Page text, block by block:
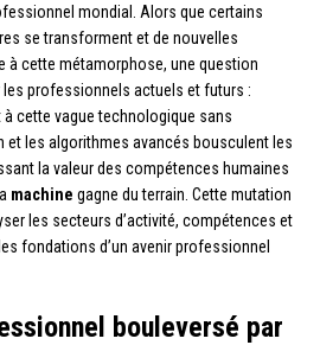
mondial. Alors que certains
se transforment et de nouvelles
à cette métamorphose, une question
professionnels actuels et futurs :
cette vague technologique sans
et les algorithmes avancés bousculent les
la valeur des compétences humaines
machine gagne du terrain. Cette mutation
les secteurs d’activité, compétences et
fondations d’un avenir professionnel
bouleversé par